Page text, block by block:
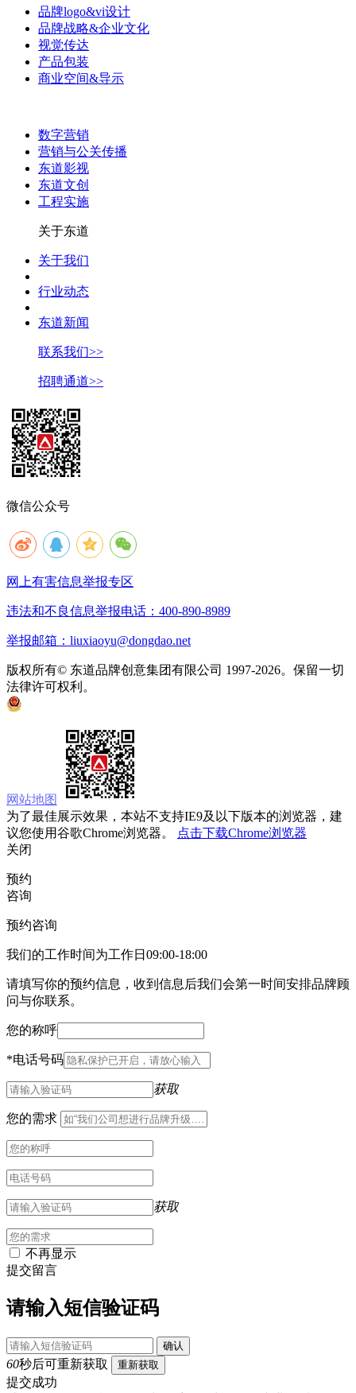
品牌logo&vi设计
品牌战略&企业文化
视觉传达
产品包装
商业空间&导示
数字营销
营销与公关传播
东道影视
东道文创
工程实施
关于东道
关于我们
行业动态
东道新闻
联系我们>>
招聘通道>>
微信公众号
网上有害信息举报专区
违法和不良信息举报电话：400-890-8989
举报邮箱：liuxiaoyu@dongdao.net
版权所有© 东道品牌创意集团有限公司 1997-2026。保留一切
法律许可权利。
网站地图
为了最佳展示效果，本站不支持IE9及以下版本的浏览器，建
议您使用谷歌Chrome浏览器。
点击下载Chrome浏览器
关闭
预约
咨询
预约咨询
我们的工作时间为工作日09:00-18:00
请填写你的预约信息，收到信息后我们会第一时间安排品牌顾
问与你联系。
您的称呼
*电话号码
获取
您的需求
获取
不再显示
提交留言
请输入短信验证码
确认
60秒后可重新获取 重新获取
提交成功